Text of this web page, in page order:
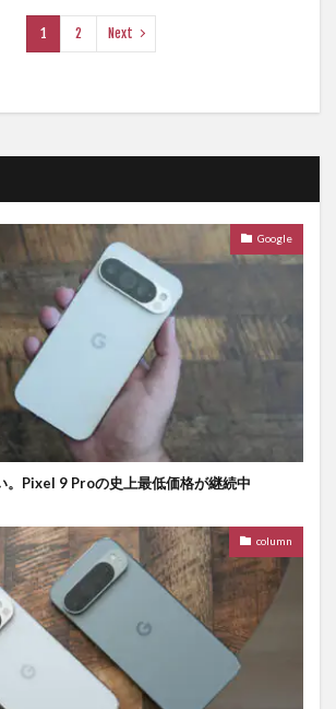
1 2 Next
Google
。Pixel 9 Proの史上最低価格が継続中
column